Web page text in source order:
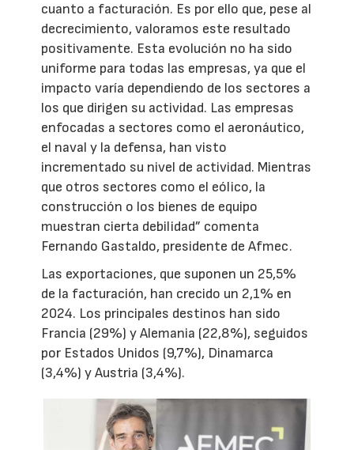
cuanto a facturación. Es por ello que, pese al
decrecimiento, valoramos este resultado
positivamente. Esta evolución no ha sido
uniforme para todas las empresas, ya que el
impacto varía dependiendo de los sectores a
los que dirigen su actividad. Las empresas
enfocadas a sectores como el aeronáutico,
el naval y la defensa, han visto
incrementado su nivel de actividad. Mientras
que otros sectores como el eólico, la
construcción o los bienes de equipo
muestran cierta debilidad” comenta
Fernando Gastaldo, presidente de Afmec.
Las exportaciones, que suponen un 25,5%
de la facturación, han crecido un 2,1% en
2024. Los principales destinos han sido
Francia (29%) y Alemania (22,8%), seguidos
por Estados Unidos (9,7%), Dinamarca
(3,4%) y Austria (3,4%).